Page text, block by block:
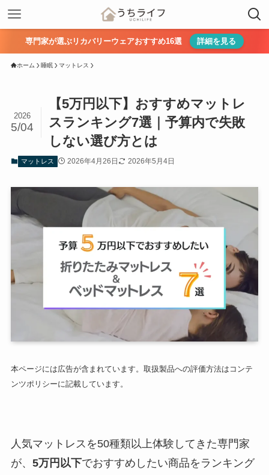
専門家が選ぶリカバリーウェアおすすめ16選 詳細を見る
ホーム 睡眠 マットレス
【5万円以下】おすすめマットレ
スランキング7選｜予算内で失敗
しない選び方とは
2026
5/04
マットレス 2026年4月26日 2026年5月4日
本ページには広告が含まれています。取扱製品への評価方法はコンテ
ンツポリシーに記載しています。
人気マットレスを50種類以上体験してきた専門家
が、 5万円以下でおすすめしたい商品をランキング